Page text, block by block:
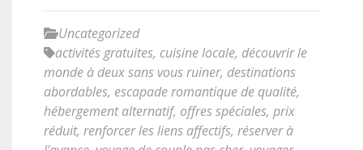
Uncategorized
activités gratuites, cuisine locale, découvrir le
monde à deux sans vous ruiner, destinations
abordables, escapade romantique de qualité,
hébergement alternatif, offres spéciales, prix
réduit, renforcer les liens affectifs, réserver à